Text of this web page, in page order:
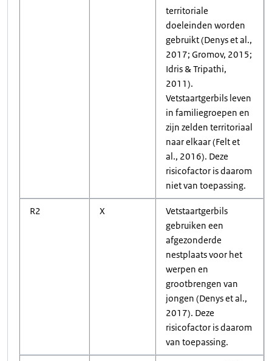
territoriale
doeleinden worden
gebruikt (Denys et al.,
2017; Gromov, 2015;
Idris & Tripathi,
2011).
Vetstaartgerbils leven
in familiegroepen en
zijn zelden territoriaal
naar elkaar (Felt et
al., 2016). Deze
risicofactor is daarom
niet van toepassing.
R2 X
Vetstaartgerbils
gebruiken een
afgezonderde
nestplaats voor het
werpen en
grootbrengen van
jongen (Denys et al.,
2017). Deze
risicofactor is daarom
van toepassing.